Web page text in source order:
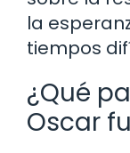
la
tiempos
¿Qué
Oscar